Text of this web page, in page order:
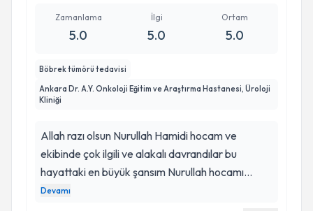
ömrüm boyunca duacinizim Nülüfer Pınarbaşı
Zamanlama
5.0
İlgi
5.0
Ortam
5.0
Böbrek tümörü tedavisi
Ankara Dr. A.Y. Onkoloji Eğitim ve Araştırma Hastanesi, Üroloji
Kliniği
Allah razı olsun Nurullah Hamidi hocam ve
ekibinde çok ilgili ve alakalı davrandılar bu
hayattaki en büyük şansım Nurullah hocamı
tanımak oldu Eşim NÜLÜFER Pınarbaşını
Devamı